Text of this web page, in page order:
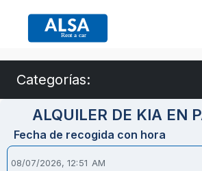
Categorías:
ALQUILER DE KIA EN
Fecha de recogida con hora